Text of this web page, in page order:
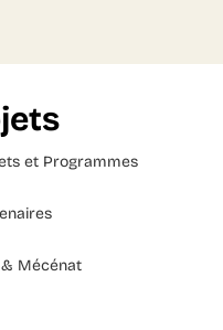
et Programmes
& Mécénat